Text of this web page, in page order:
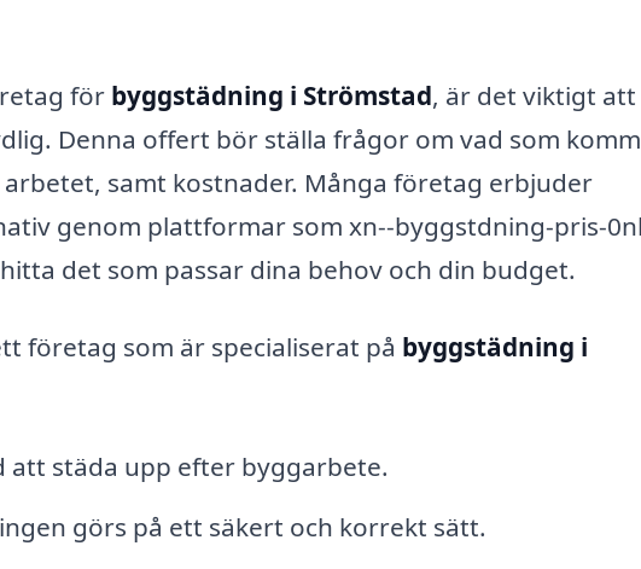
för byggstädning i Strömstad, är det viktigt att
Denna offert bör ställa frågor om vad som
samt kostnader. Många företag erbjuder
genom plattformar som xn--byggstdning-pris-
det som passar dina behov och din budget.
företag som är specialiserat på byggstädning i
att städa upp efter byggarbete.
görs på ett säkert och korrekt sätt.